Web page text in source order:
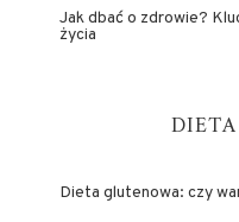
Jak dbać o zdrowie?
życia
Dieta glutenowa: czy